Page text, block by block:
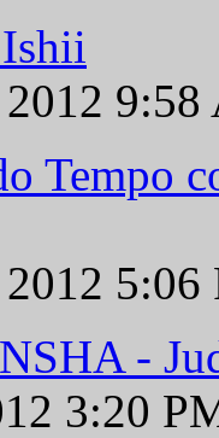
2012
Tempo
-
3:20